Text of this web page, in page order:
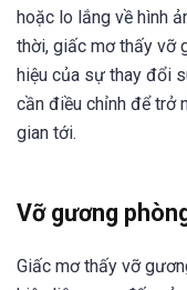
hoặc lo lắng về hình
thời, giấc mơ thấy vỡ
hiệu của sự thay đổi
cần điều chỉnh để trở
gian tới.
Vỡ gương
Giấc mơ thấy vỡ